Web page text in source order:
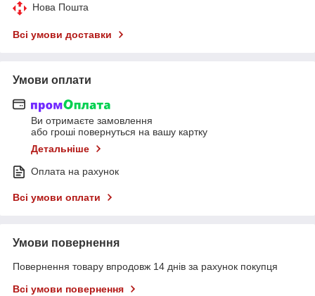
Нова Пошта
Всі умови доставки
Умови оплати
Ви отримаєте замовлення
або гроші повернуться на вашу картку
Детальніше
Оплата на рахунок
Всі умови оплати
Умови повернення
Повернення товару впродовж 14 днів за рахунок покупця
Всі умови повернення